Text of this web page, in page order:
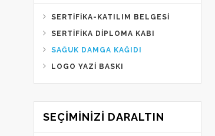
SERTIFIKA-KATILIM BELGESI
SERTIFIKA DIPLOMA KABI
SAĞUK DAMGA KAĞIDI
LOGO YAZI BASKI
SEÇIMINIZI DARALTIN